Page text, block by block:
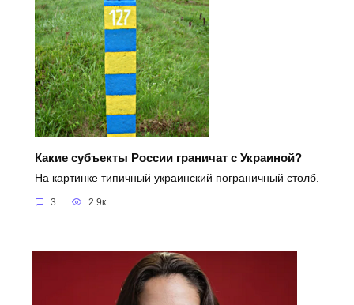
Какие субъекты России граничат с Украиной?
На картинке типичный украинский пограничный столб.
3 2.9к.